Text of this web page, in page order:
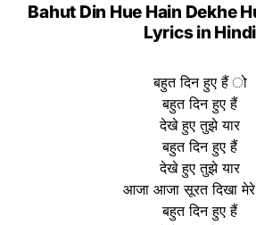
Bahut Din Hue Hain Dekhe
Lyrics in Hindi
बहुत दिन हुए हैं ो
बहुत दिन हुए हैं
देखे हुए तुझे यार
बहुत दिन हुए हैं
देखे हुए तुझे यार
आजा आजा सूरत दिखा मेरे
बहुत दिन हुए हैं